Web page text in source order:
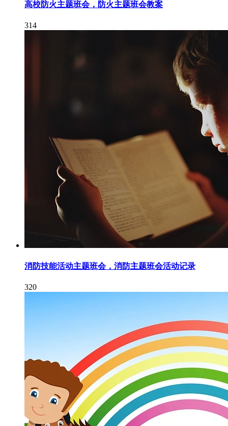
高校防火主题班会，防火主题班会教案
314
消防技能活动主题班会，消防主题班会活动记录
320